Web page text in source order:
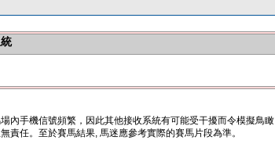
內手機信號頻繁，因此其他接收系統有可能受干擾而令模擬鳥瞰
任。至於賽馬結果, 馬迷應參考實際的賽馬片段為準。